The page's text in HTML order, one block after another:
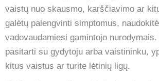
vaistų nuo skausmo, karščiavimo ar
galėtų palengvinti simptomus,
vadovaudamiesi gamintojo
pasitarti su gydytoju arba vaistininku,
kitus vaistus ar turite lėtinių ligų.